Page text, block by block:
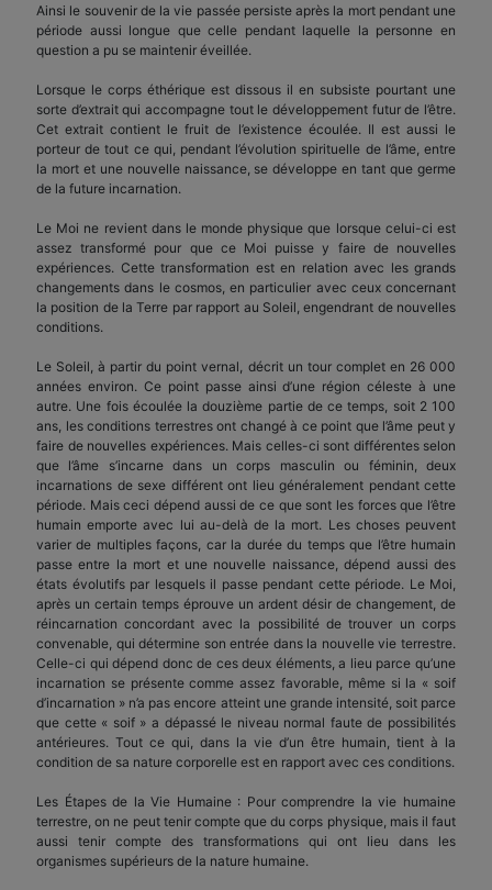
Ainsi le souvenir de la vie passée persiste après la mort pendant une
période aussi longue que celle pendant laquelle la personne en
question a pu se maintenir éveillée.
Lorsque le corps éthérique est dissous il en subsiste pourtant une
sorte d’extrait qui accompagne tout le développement futur de l’être.
Cet extrait contient le fruit de l’existence écoulée. Il est aussi le
porteur de tout ce qui, pendant l’évolution spirituelle de l’âme, entre
la mort et une nouvelle naissance, se développe en tant que germe
de la future incarnation.
Le Moi ne revient dans le monde physique que lorsque celui-ci est
assez transformé pour que ce Moi puisse y faire de nouvelles
expériences. Cette transformation est en relation avec les grands
changements dans le cosmos, en particulier avec ceux concernant
la position de la Terre par rapport au Soleil, engendrant de nouvelles
conditions.
Le Soleil, à partir du point vernal, décrit un tour complet en 26 000
années environ. Ce point passe ainsi d’une région céleste à une
autre. Une fois écoulée la douzième partie de ce temps, soit 2 100
ans, les conditions terrestres ont changé à ce point que l’âme peut y
faire de nouvelles expériences. Mais celles-ci sont différentes selon
que l’âme s’incarne dans un corps masculin ou féminin, deux
incarnations de sexe différent ont lieu généralement pendant cette
période. Mais ceci dépend aussi de ce que sont les forces que l’être
humain emporte avec lui au-delà de la mort. Les choses peuvent
varier de multiples façons, car la durée du temps que l’être humain
passe entre la mort et une nouvelle naissance, dépend aussi des
états évolutifs par lesquels il passe pendant cette période. Le Moi,
après un certain temps éprouve un ardent désir de changement, de
réincarnation concordant avec la possibilité de trouver un corps
convenable, qui détermine son entrée dans la nouvelle vie terrestre.
Celle-ci qui dépend donc de ces deux éléments, a lieu parce qu’une
incarnation se présente comme assez favorable, même si la « soif
d’incarnation » n’a pas encore atteint une grande intensité, soit parce
que cette « soif » a dépassé le niveau normal faute de possibilités
antérieures. Tout ce qui, dans la vie d’un être humain, tient à la
condition de sa nature corporelle est en rapport avec ces conditions.
Les Étapes de la Vie Humaine : Pour comprendre la vie humaine
terrestre, on ne peut tenir compte que du corps physique, mais il faut
aussi tenir compte des transformations qui ont lieu dans les
organismes supérieurs de la nature humaine.